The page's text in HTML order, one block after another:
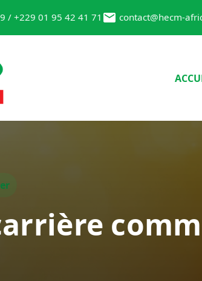
/ +229 01 95 42 41 71 contact@hecm-